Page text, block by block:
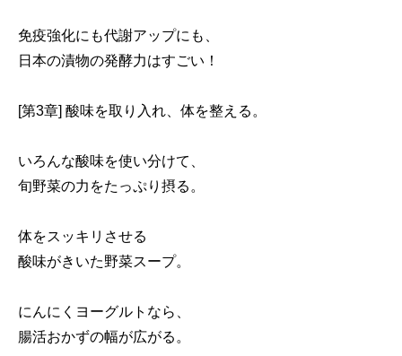
免疫強化にも代謝アップにも、
日本の漬物の発酵力はすごい！
[第3章] 酸味を取り入れ、体を整える。
いろんな酸味を使い分けて、
旬野菜の力をたっぷり摂る。
体をスッキリさせる
酸味がきいた野菜スープ。
にんにくヨーグルトなら、
腸活おかずの幅が広がる。